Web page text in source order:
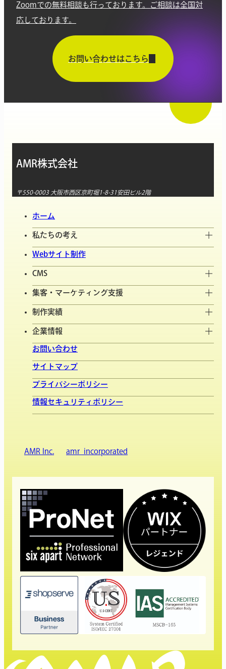
Zoomでの無料相談も行っております。ご相談は全国対
応しております。
お問い合わせはこちら
AMR株式会社
〒550-0003 大阪市西区京町堀1-8-31安田ビル2階
ホーム
私たちの考え
Webサイト制作
CMS
集客・マーケティング支援
制作実績
企業情報
お問い合わせ
サイトマップ
プライバシーポリシー
情報セキュリティポリシー
AMR Inc. amr_incorporated